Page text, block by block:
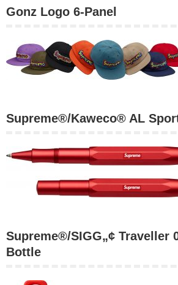
Gonz Logo 6-Panel
Supreme®/Kaweco® AL
Supreme®/SIGG„¢ Traveller
Bottle